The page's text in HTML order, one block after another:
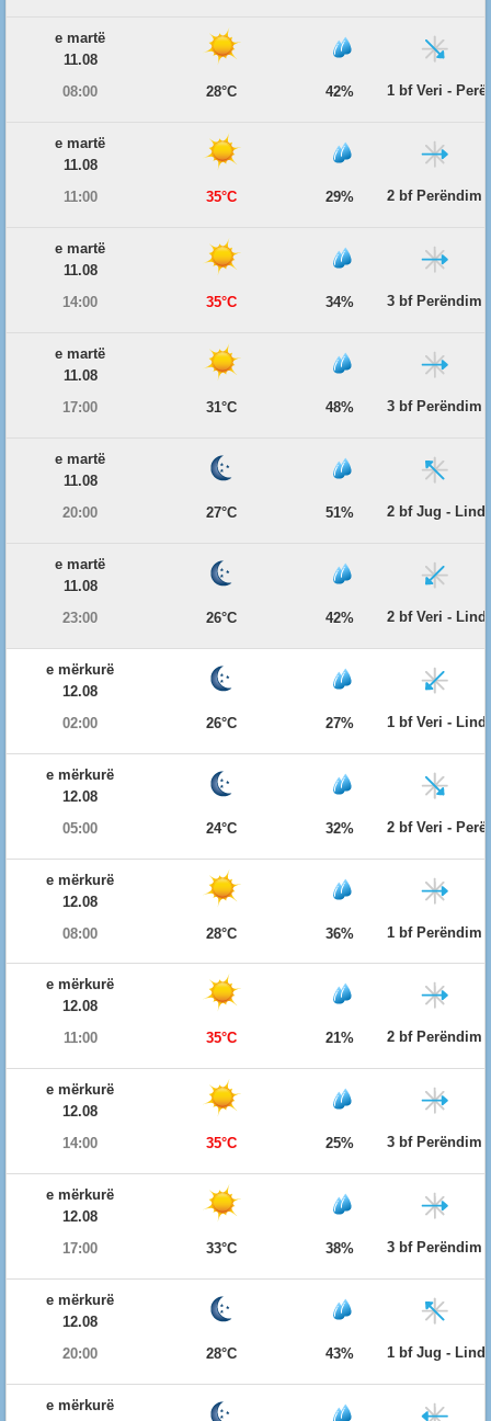
e martë
11.08
08:00
28°C 42% 1 bf Veri -
e martë
11.08
11:00
35°C 29% 2 bf Perëndim
e martë
11.08
14:00
35°C 34% 3 bf Perëndim
e martë
11.08
17:00
31°C 48% 3 bf Perëndim
e martë
11.08
20:00
27°C 51% 2 bf Jug -
e martë
11.08
23:00
26°C 42% 2 bf Veri -
e mërkurë
12.08
02:00
26°C 27% 1 bf Veri -
e mërkurë
12.08
05:00
24°C 32% 2 bf Veri -
e mërkurë
12.08
08:00
28°C 36% 1 bf Perëndim
e mërkurë
12.08
11:00
35°C 21% 2 bf Perëndim
e mërkurë
12.08
14:00
35°C 25% 3 bf Perëndim
e mërkurë
12.08
17:00
33°C 38% 3 bf Perëndim
e mërkurë
12.08
20:00
28°C 43% 1 bf Jug -
e mërkurë